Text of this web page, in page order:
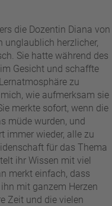
die Dozentin Diana von
unglaublich herzlicher,
Sie hatte während des
Gesicht und schaffte
zu
wie aufmerksam sie
merkte sofort, wenn die
müde wurden, und
immer wieder, alle zu
für das Thema
ihr Wissen mit viel
merkt einfach, dass
mit ganzem Herzen
Zeit und die vielen